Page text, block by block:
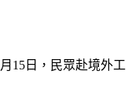
15日，民眾赴境外工